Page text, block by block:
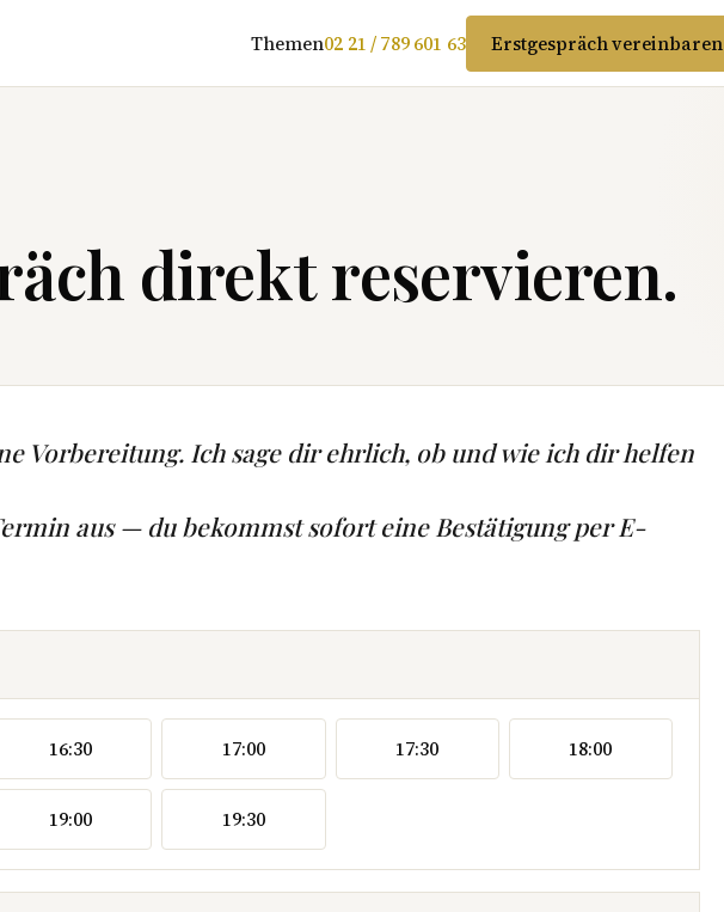
Themen02 21 / 789 601 63 Erstgespräch vereinbaren
direkt reservieren.
Vorbereitung. Ich sage dir ehrlich, ob und wie ich dir helfen
aus — du bekommst sofort eine Bestätigung per E-
16:30 17:00 17:30 18:00
19:00 19:30